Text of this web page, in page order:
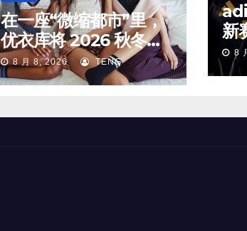
在一座“微缩都市”里，
优衣库将 2026 秋冬新
品们放进了对应的生活
场景中
8 月 8, 2026 TENG
新
8